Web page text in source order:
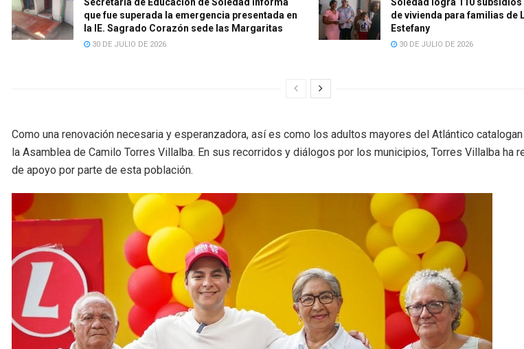
que fue superada la emergencia presentada en
la IE. Sagrado Corazón sede las Margaritas
30 DE JULIO DE 2026
de vivienda para familias de
Estefany
30 DE JULIO DE 2026
Como una renovación necesaria y esperanzadora, así es como los adultos mayores del Atlántico
la Asamblea de Camilo Torres Villalba. En sus recorridos y diálogos por los municipios, Torres Villalba ha
de apoyo por parte de esta población.